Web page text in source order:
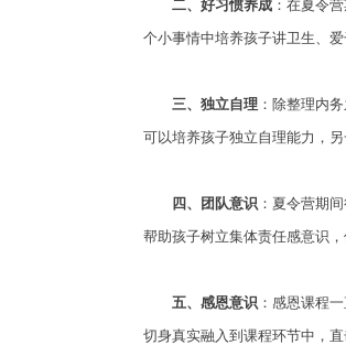
二、好习惯养成 ：在夏令
个小事情中培养孩子讲卫生、爱
三、独立自理 ：除整理内
可以培养孩子独立自理能力，
四、团队意识 ：夏令营期
帮助孩子树立集体责任感意识
五、感恩意识 ：感恩课程
切身真实融入到课程环节中，